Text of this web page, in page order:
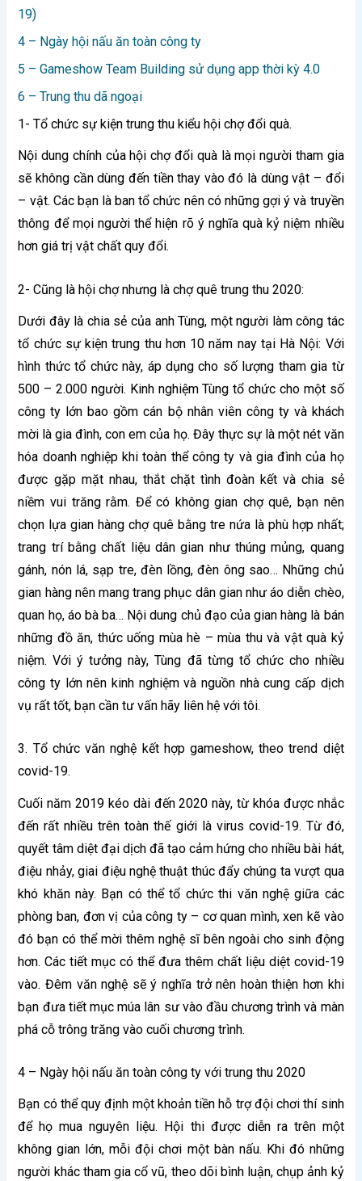
19)
4 – Ngày hội nấu ăn toàn công ty
5 – Gameshow Team Building sử dụng app thời kỳ 4.0
6 – Trung thu dã ngoại
1- Tổ chức sự kiện trung thu kiểu hội chợ đổi quà.
Nội dung chính của hội chợ đổi quà là mọi người tham gia
sẽ không cần dùng đến tiền thay vào đó là dùng vật – đổi
– vật. Các bạn là ban tổ chức nên có những gợi ý và truyền
thông để mọi người thể hiện rõ ý nghĩa quà kỷ niệm nhiều
hơn giá trị vật chất quy đổi.
2- Cũng là hội chợ nhưng là chợ quê trung thu 2020:
Dưới đây là chia sẻ của anh Tùng, một người làm công tác
tổ chức sự kiện trung thu hơn 10 năm nay tại Hà Nội: Với
hình thức tổ chức này, áp dụng cho số lượng tham gia từ
500 – 2.000 người. Kinh nghiệm Tùng tổ chức cho một số
công ty lớn bao gồm cán bộ nhân viên công ty và khách
mời là gia đình, con em của họ. Đây thực sự là một nét văn
hóa doanh nghiệp khi toàn thể công ty và gia đình của họ
được gặp mặt nhau, thắt chặt tình đoàn kết và chia sẻ
niềm vui trăng rằm. Để có không gian chợ quê, bạn nên
chọn lựa gian hàng chợ quê bằng tre nứa là phù hợp nhất;
trang trí bằng chất liệu dân gian như thúng mủng, quang
gánh, nón lá, sạp tre, đèn lồng, đèn ông sao… Những chủ
gian hàng nên mang trang phục dân gian như áo diễn chèo,
quan họ, áo bà ba… Nội dung chủ đạo của gian hàng là bán
những đồ ăn, thức uống mùa hè – mùa thu và vật quà kỷ
niệm. Với ý tưởng này, Tùng đã từng tổ chức cho nhiều
công ty lớn nên kinh nghiệm và nguồn nhà cung cấp dịch
vụ rất tốt, bạn cần tư vấn hãy liên hệ với tôi.
3. Tổ chức văn nghệ kết hợp gameshow, theo trend diệt
covid-19.
Cuối năm 2019 kéo dài đến 2020 này, từ khóa được nhắc
đến rất nhiều trên toàn thế giới là virus covid-19. Từ đó,
quyết tâm diệt đại dịch đã tạo cảm hứng cho nhiều bài hát,
điệu nhảy, giai điệu nghệ thuật thúc đẩy chúng ta vượt qua
khó khăn này. Bạn có thể tổ chức thi văn nghệ giữa các
phòng ban, đơn vị của công ty – cơ quan mình, xen kẽ vào
đó bạn có thể mời thêm nghệ sĩ bên ngoài cho sinh động
hơn. Các tiết mục có thể đưa thêm chất liệu diệt covid-19
vào. Đêm văn nghệ sẽ ý nghĩa trở nên hoàn thiện hơn khi
bạn đưa tiết mục múa lân sư vào đầu chương trình và màn
phá cỗ trông trăng vào cuối chương trình.
4 – Ngày hội nấu ăn toàn công ty với trung thu 2020
Bạn có thể quy định một khoản tiền hỗ trợ đội chơi thí sinh
để họ mua nguyên liệu. Hội thi được diễn ra trên một
không gian lớn, mỗi đội chơi một bàn nấu. Khi đó những
người khác tham gia cổ vũ, theo dõi bình luận, chụp ảnh kỷ